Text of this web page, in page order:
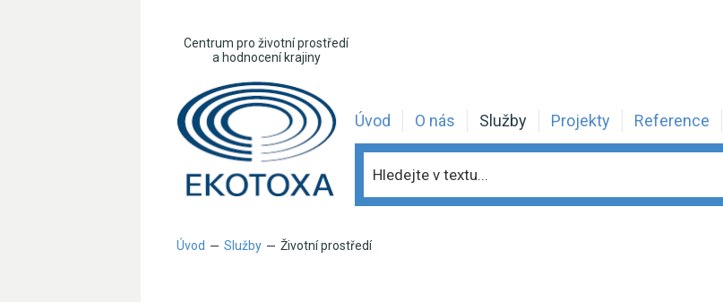
Centrum pro životní prostředí
a hodnocení krajiny
Úvod O nás Služby Projekty Reference
Úvod — Služby — Životní prostředí